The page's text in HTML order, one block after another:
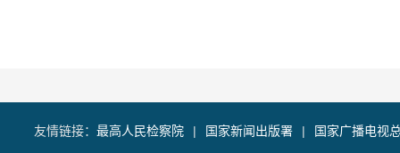
友情链接： 最高人民检察院 | 国家新闻出版署 | 国家广播电视